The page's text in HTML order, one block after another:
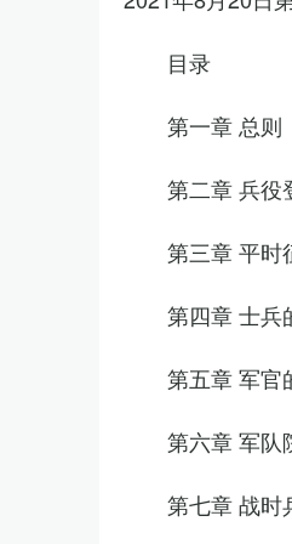
目录
第一章 总则
第二章 兵役
第三章 平时
第四章 士兵
第五章 军官
第六章 军队
第七章 战时